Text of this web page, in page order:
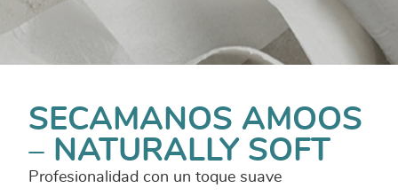
SECAMANOS AMOOS
– NATURALLY SOFT
Profesionalidad con un toque suave